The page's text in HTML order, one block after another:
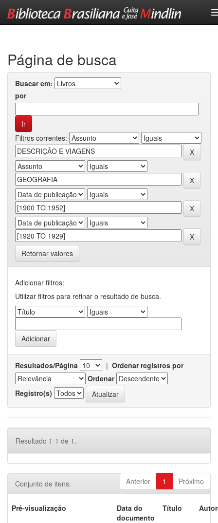
Página de busca
Buscar em:
por
Filtros correntes:
Retornar valores
Adicionar filtros:
Utilizar filtros para refinar o resultado de busca.
Resultados/Página | Ordenar registros por
Ordenar
Registro(s)
Resultado 1-1 de 1.
Anterior 1 Próximo
Conjunto de itens:
Pré-visualização
Data do
documento
Título